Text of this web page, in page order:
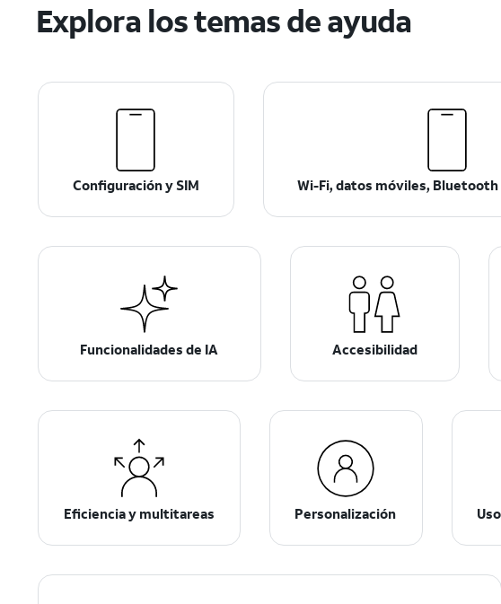
Explora los temas de ayuda
Configuración y SIM Wi-Fi, datos móviles,
Funcionalidades de IA Accesibilidad
Eficiencia y multitareas Personalización